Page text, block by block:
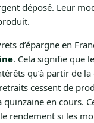
déposé. Leur
d’épargne en
. Cela signifie que
qu’à partir de
cessent de
en cours.
rendement si les